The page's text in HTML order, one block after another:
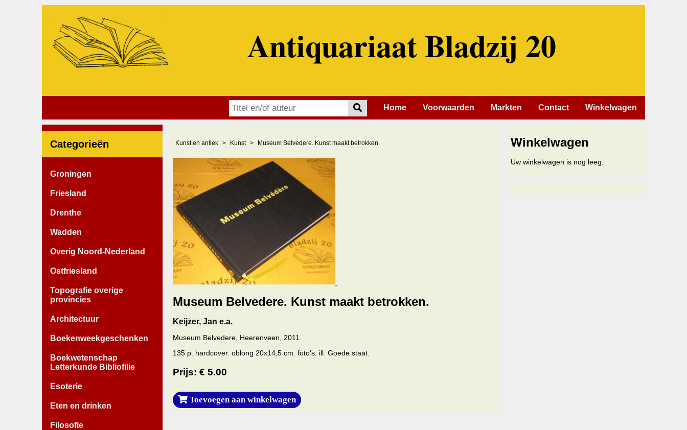
Antiquariaat Bladzij 20
Winkelwagen
Contact
Markten
Voorwaarden
Home
Categorieën
Groningen
Friesland
Drenthe
Wadden
Overig Noord-Nederland
Ostfriesland
Topografie overige
provincies
Architectuur
Boekenweekgeschenken
Boekwetenschap
Letterkunde Bibliofilie
Esoterie
Eten en drinken
Filosofie
Kunst en antiek Kunst Museum Belvedere. Kunst maakt betrokken.
Museum Belvedere. Kunst maakt betrokken.
Keijzer, Jan e.a.
Museum Belvedere, Heerenveen, 2011.
135 p. hardcover. oblong 20x14,5 cm. foto's. ill. Goede staat.
Prijs: € 5.00
Toevoegen aan winkelwagen
Winkelwagen
Uw winkelwagen is nog leeg.